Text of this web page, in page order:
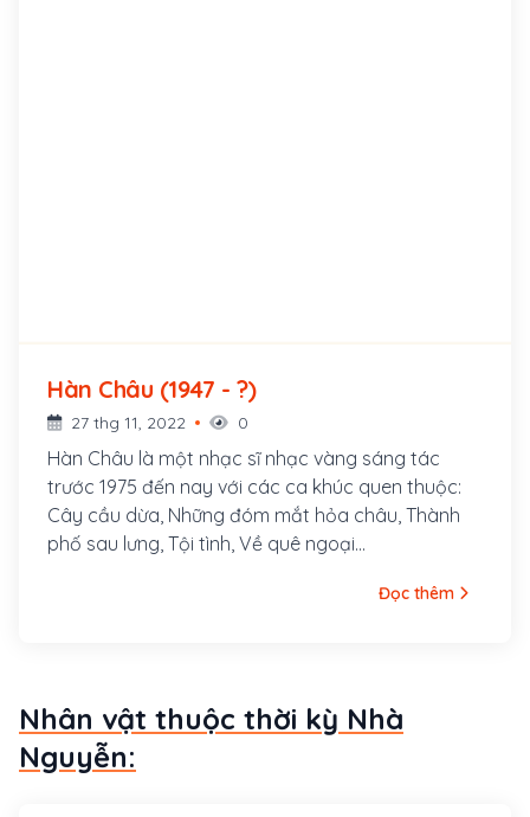
Hàn Châu (1947 - ?)
27 thg 11, 2022 0
Hàn Châu là một nhạc sĩ nhạc vàng sáng tác
trước 1975 đến nay với các ca khúc quen thuộc:
Cây cầu dừa, Những đóm mắt hỏa châu, Thành
phố sau lưng, Tội tình, Về quê ngoại...
Đọc thêm
Nhân vật thuộc thời kỳ Nhà
Nguyễn: